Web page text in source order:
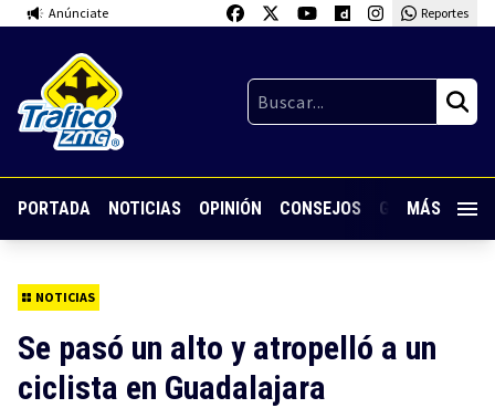
Anúnciate Reportes
PORTADA NOTICIAS OPINIÓN CONSEJOS GUARDIA
MÁS
NOTICIAS
Se pasó un alto y atropelló a un
ciclista en Guadalajara